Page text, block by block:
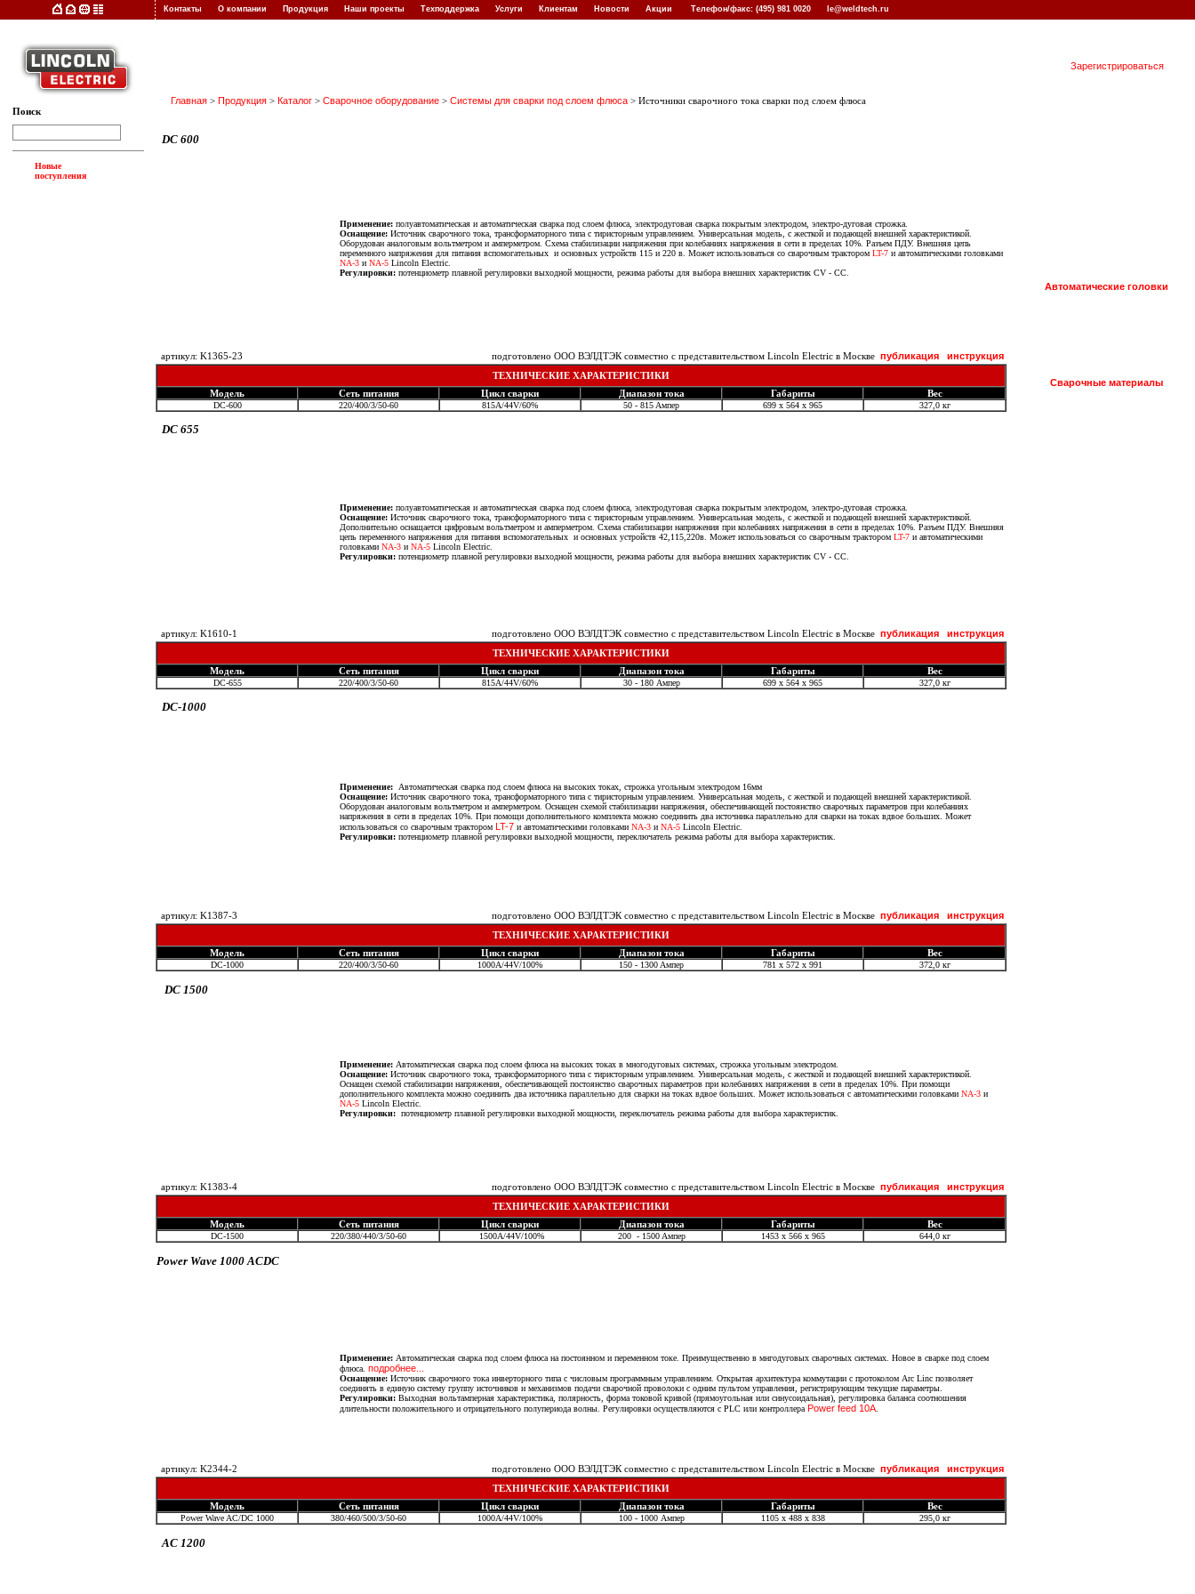
Контакты О компании Продукция Наши проекты Техподдержка Услуги Клиентам Новости Акции Телефон/факс: (495) 981 0020 le@weldtech.ru
Поиск
Новые
поступления
Главная > Продукция > Каталог > Сварочное оборудование > Системы для сварки под слоем флюса > Источники сварочного тока сварки под слоем флюса
DC 600
Применение: полуавтоматическая и автоматическая сварка под слоем флюса, электродуговая сварка покрытым электродом, электро-дуговая строжка.
Оснащение: Источник сварочного тока, трансформаторного типа с тиристорным управлением. Универсальная модель, с жесткой и подающей внешней характеристикой.
Оборудован аналоговым вольтметром и амперметром. Схема стабилизации напряжения при колебаниях напряжения в сети в пределах 10%. Разъем ПДУ. Внешняя цепь
переменного напряжения для питания вспомогательных и основных устройств 115 и 220 в. Может использоваться со сварочным трактором LT-7 и автоматическими головками
NA-3 и NA-5 Lincoln Electric.
Регулировки: потенциометр плавной регулировки выходной мощности, режима работы для выбора внешних характеристик CV - CC.
артикул: K1365-23 подготовлено ООО ВЭЛДТЭК совместно с представительством Lincoln Electric в Москве публикация
инструкция
ТЕХНИЧЕСКИЕ ХАРАКТЕРИСТИКИ
Модель
Сеть питания Цикл сварки Диапазон тока Габариты Вес
DC-600 220/400/3/50-60 815А/44V/60% 50 - 815 Aмпер 699 х 564 х 965 327,0 кг
DC 655
Применение: полуавтоматическая и автоматическая сварка под слоем флюса, электродуговая сварка покрытым электродом, электро-дуговая строжка.
Оснащение: Источник сварочного тока, трансформаторного типа с тиристорным управлением. Универсальная модель, с жесткой и подающей внешней характеристикой.
Дополнительно оснащается цифровым вольтметром и амперметром. Схема стабилизации напряжения при колебаниях напряжения в сети в пределах 10%. Разъем ПДУ. Внешняя
цепь переменного напряжения для питания вспомогательных и основных устройств 42,115,220в. Может использоваться со сварочным трактором LT-7 и автоматическими
головками NA-3 и NA-5 Lincoln Electric.
Регулировки: потенциометр плавной регулировки выходной мощности, режима работы для выбора внешних характеристик CV - CC.
артикул: K1610-1 подготовлено ООО ВЭЛДТЭК совместно с представительством Lincoln Electric в Москве публикация
инструкция
ТЕХНИЧЕСКИЕ ХАРАКТЕРИСТИКИ
Модель
Сеть питания Цикл сварки Диапазон тока Габариты Вес
DC-655 220/400/3/50-60 815A/44V/60% 30 - 180 Ампер 699 х 564 х 965 327,0 кг
DC-1000
Применение: Автоматическая сварка под слоем флюса на высоких токах, строжка угольным электродом 16мм
Оснащение: Источник сварочного тока, трансформаторного типа с тиристорным управлением. Универсальная модель, с жесткой и подающей внешней характеристикой.
Оборудован аналоговым вольтметром и амперметром. Оснащен схемой стабилизации напряжения, обеспечивающей постоянство сварочных параметров при колебаниях
напряжения в сети в пределах 10%. При помощи дополнительного комплекта можно соединить два источника параллельно для сварки на токах вдвое больших. Может
использоваться со сварочным трактором LT-7 и автоматическими головками NA-3 и NA-5 Lincoln Electric.
Регулировки: потенциометр плавной регулировки выходной мощности, переключатель режима работы для выбора характеристик.
артикул: K1387-3 подготовлено ООО ВЭЛДТЭК совместно с представительством Lincoln Electric в Москве публикация
инструкция
ТЕХНИЧЕСКИЕ ХАРАКТЕРИСТИКИ
Модель
Сеть питания Цикл сварки Диапазон тока Габариты Вес
DC-1000 220/400/3/50-60 1000А/44V/100% 150 - 1300 Aмпер 781 x 572 x 991 372,0 кг
DC 1500
Применение: Автоматическая сварка под слоем флюса на высоких токах в многодуговых системах, строжка угольным электродом.
Оснащение: Источник сварочного тока, трансформаторного типа с тиристорным управлением. Универсальная модель, с жесткой и подающей внешней характеристикой.
Оснащен схемой стабилизации напряжения, обеспечивающей постоянство сварочных параметров при колебаниях напряжения в сети в пределах 10%. При помощи
дополнительного комплекта можно соединить два источника параллельно для сварки на токах вдвое больших. Может использоваться с автоматическими головками NA-3 и
NA-5 Lincoln Electric.
Регулировки: потенциометр плавной регулировки выходной мощности, переключатель режима работы для выбора характеристик.
артикул: K1383-4 подготовлено ООО ВЭЛДТЭК совместно с представительством Lincoln Electric в Москве публикация
инструкция
ТЕХНИЧЕСКИЕ ХАРАКТЕРИСТИКИ
Модель
Сеть питания Цикл сварки Диапазон тока Габариты Вес
DC-1500 220/380/440/3/50-60 1500А/44V/100% 200 - 1500 Aмпер 1453 х 566 х 965 644,0 кг
Power Wave 1000 ACDC
Применение: Автоматическая сварка под слоем флюса на постоянном и переменном токе. Преимущественно в мнгодуговых сварочных системах. Новое в сварке под слоем
флюса. подробнее...
Оснащение: Источник сварочного тока инверторного типа с числовым программным управлением. Открытая архитектура коммутации с протоколом Arc Linc позволяет
соединять в единую систему группу источников и механизмов подачи сварочной проволоки с одним пультом управления, регистрирующим текущие параметры.
Регулировки: Выходная вольтамперная характеристика, полярность, форма токовой кривой (прямоугольная или синусоидальная), регулировка баланса соотношения
длительности положительного и отрицательного полупериода волны. Регулировки осуществляются с PLC или контроллера Power feed 10A
артикул: K2344-2 подготовлено ООО ВЭЛДТЭК совместно с представительством Lincoln Electric в Москве публикация
инструкция
ТЕХНИЧЕСКИЕ ХАРАКТЕРИСТИКИ
Модель
Сеть питания Цикл сварки Диапазон тока Габариты Вес
Power Wave AC/DC 1000 380/460/500/3/50-60 1000A/44V/100% 100 - 1000 Ампер 1105 x 488 x 838 295,0 кг
AC 1200
Зарегистрироваться
Автоматические головки
Сварочные материалы